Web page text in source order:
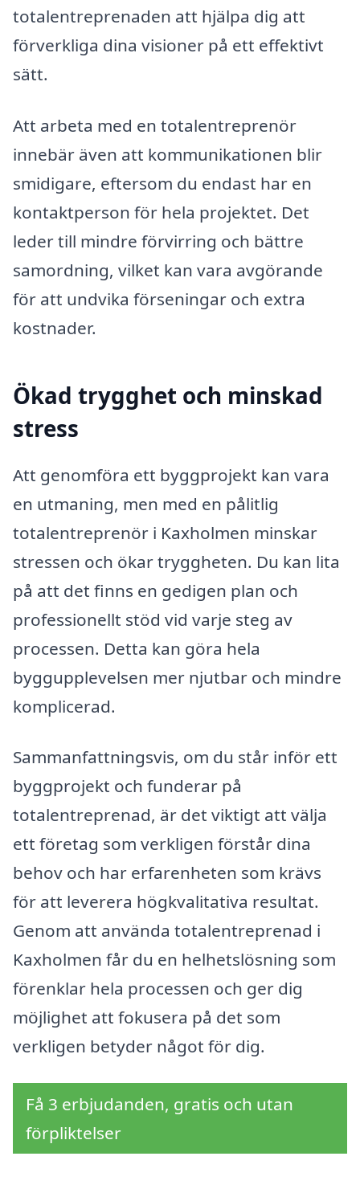
totalentreprenaden att hjälpa dig att
förverkliga dina visioner på ett effektivt
sätt.
Att arbeta med en totalentreprenör
innebär även att kommunikationen blir
smidigare, eftersom du endast har en
kontaktperson för hela projektet. Det
leder till mindre förvirring och bättre
samordning, vilket kan vara avgörande
för att undvika förseningar och extra
kostnader.
Ökad trygghet och minskad
stress
Att genomföra ett byggprojekt kan vara
en utmaning, men med en pålitlig
totalentreprenör i Kaxholmen minskar
stressen och ökar tryggheten. Du kan lita
på att det finns en gedigen plan och
professionellt stöd vid varje steg av
processen. Detta kan göra hela
byggupplevelsen mer njutbar och mindre
komplicerad.
Sammanfattningsvis, om du står inför ett
byggprojekt och funderar på
totalentreprenad, är det viktigt att välja
ett företag som verkligen förstår dina
behov och har erfarenheten som krävs
för att leverera högkvalitativa resultat.
Genom att använda totalentreprenad i
Kaxholmen får du en helhetslösning som
förenklar hela processen och ger dig
möjlighet att fokusera på det som
verkligen betyder något för dig.
Få 3 erbjudanden, gratis och utan
förpliktelser